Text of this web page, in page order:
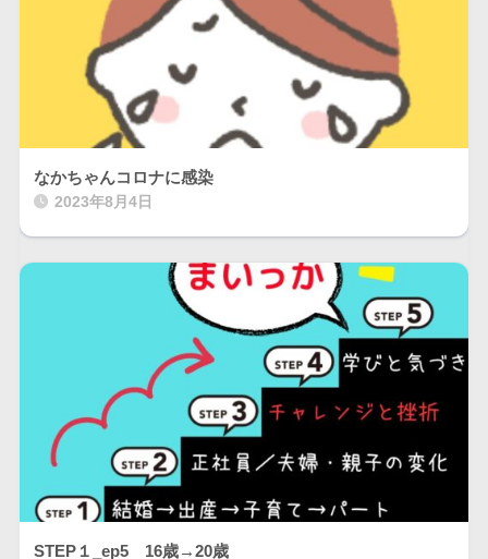
なかちゃんコロナに感染
2023年8月4日
STEP１_ep5 16歳→20歳